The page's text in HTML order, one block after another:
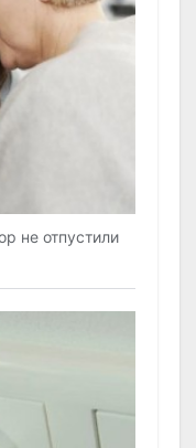
не отпустили